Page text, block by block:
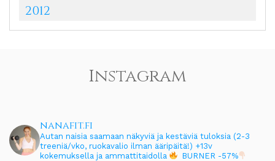
2012
Instagram
nanafit.fi
Autan naisia saamaan näkyviä ja kestäviä tuloksia (2-3
treeniä/vko, ruokavalio ilman ääripäitä!) +13v
kokemuksella ja ammattitaidolla
BURNER -57%